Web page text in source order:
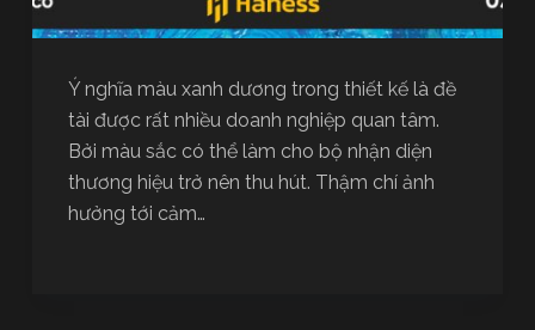
Ý nghĩa màu xanh dương trong thiết kế là đề
tài được rất nhiều doanh nghiệp quan tâm.
Bởi màu sắc có thể làm cho bộ nhận diện
thương hiệu trở nên thu hút. Thậm chí ảnh
hưởng tới cảm…